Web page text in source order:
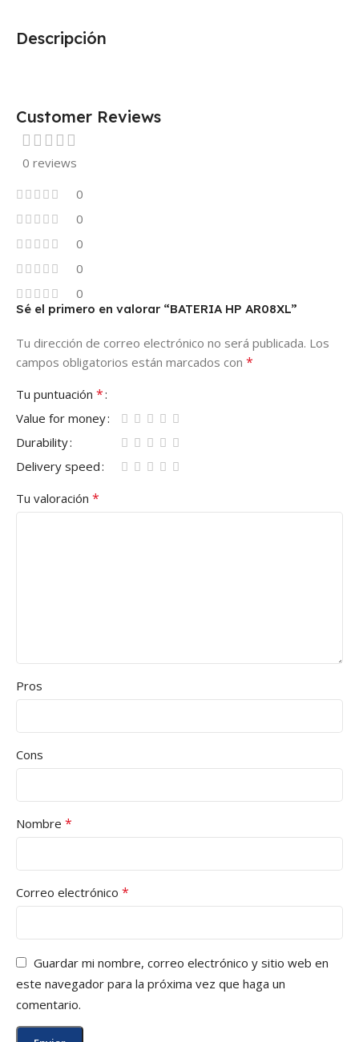
Descripción
Customer Reviews
0 reviews
0
0
0
0
0
Sé el primero en valorar “BATERIA HP AR08XL”
Tu dirección de correo electrónico no será publicada. Los
campos obligatorios están marcados con *
Tu puntuación *
Value for money
Durability
Delivery speed
Tu valoración *
Pros
Cons
Nombre *
Correo electrónico *
Guardar mi nombre, correo electrónico y sitio web en
este navegador para la próxima vez que haga un
comentario.